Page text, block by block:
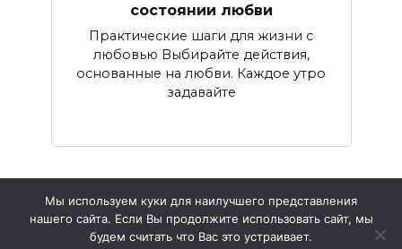
состоянии любви
Практические шаги для жизни с
любовью Выбирайте действия,
основанные на любви. Каждое утро
задавайте
© 2026 Жизнь и Психология
Мы используем куки для наилучшего представления
нашего сайта. Если Вы продолжите использовать сайт, мы
будем считать что Вас это устраивает.